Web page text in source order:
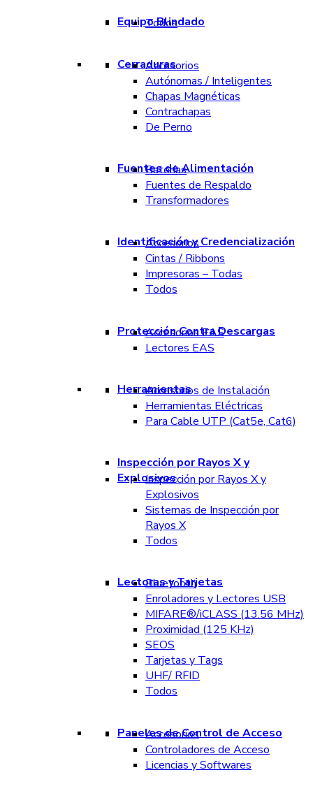
Equipo Blindado
Todos
Cerraduras
Accesorios
Autónomas / Inteligentes
Chapas Magnéticas
Contrachapas
De Perno
Fuentes de Alimentación
Baterías
Fuentes de Respaldo
Transformadores
Identificación y Credencialización
Accesorios
Cintas / Ribbons
Impresoras – Todas
Todos
Protección Contra Descargas
Accesorios EAS
Lectores EAS
Herramientas
Accesorios de Instalación
Herramientas Eléctricas
Para Cable UTP (Cat5e, Cat6)
Inspección por Rayos X y
Explosivos
Inspección por Rayos X y
Explosivos
Sistemas de Inspección por
Rayos X
Todos
Lectoras y Tarjetas
Bluetooth
Enroladores y Lectores USB
MIFARE®/iCLASS (13.56 MHz)
Proximidad (125 KHz)
SEOS
Tarjetas y Tags
UHF/ RFID
Todos
Paneles de Control de Acceso
Accesorios
Controladores de Acceso
Licencias y Softwares